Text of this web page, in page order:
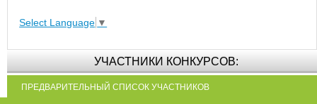
Select Language ▼
УЧАСТНИКИ КОНКУРСОВ:
ПРЕДВАРИТЕЛЬНЫЙ СПИСОК УЧАСТНИКОВ